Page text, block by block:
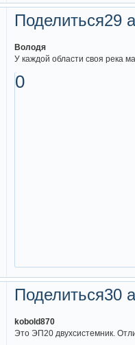
Поделиться29
Володя
У каждой области своя река
0
Поделиться30
kobold870
Это ЭП20 двухсистемник.